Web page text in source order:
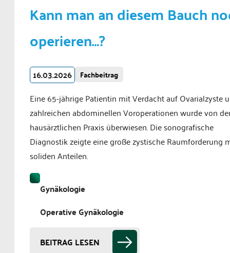
Kann man an diesem Bauch
operieren…?
16.03.2026 Fachbeitrag
Eine 65-jährige Patientin mit Verdacht auf Ovarialzyste
zahlreichen abdominellen Voroperationen wurde von
hausärztlichen Praxis überwiesen. Die sonografische
Diagnostik zeigte eine große zystische Raumforderung
soliden Anteilen.
Gynäkologie
Operative Gynäkologie
BEITRAG LESEN